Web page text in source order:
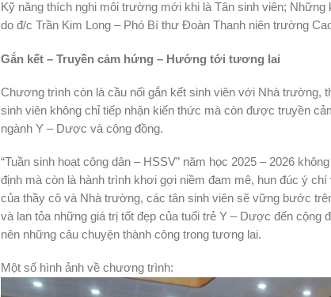
Kỹ năng thích nghi môi trường mới khi là Tân sinh viên;
do đ/c Trần Kim Long – Phó Bí thư Đoàn Thanh niên trường
Gắn kết – Truyền cảm hứng – Hướng tới tương lai
Chương trình còn là cầu nối gắn kết sinh viên với Nhà trường,
sinh viên không chỉ tiếp nhận kiến thức mà còn được truyền
ngành Y – Dược và cộng đồng.
“Tuần sinh hoạt công dân – HSSV” năm học 2025 – 2026
định mà còn là hành trình khơi gợi niềm đam mê, hun đúc ý
của thầy cô và Nhà trường, các tân sinh viên sẽ vững bước
và lan tỏa những giá trị tốt đẹp của tuổi trẻ Y – Dược đến cộng
nên những câu chuyện thành công trong tương lai.
Một số hình ảnh về chương trình: